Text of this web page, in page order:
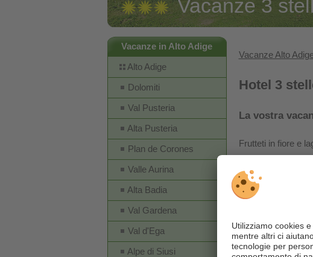
Vacanze 3
Vacanze in Alto Adige
Alto Adige
Dolomiti
Val Pusteria
Alta Pusteria
Plan de Corones
Valle Aurina
Alta Badia
Val Gardena
Val d'Ega
Alpe di Siusi
Vacanze Alto
Hotel 3
La vostra
Frutteti in fiore e
tratti di una
gli hotel e alberghi
Potrete godere
passeggiate tra